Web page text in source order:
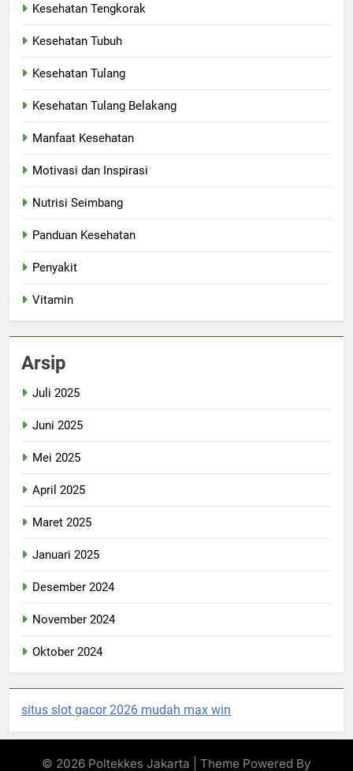
Kesehatan Tengkorak
Kesehatan Tubuh
Kesehatan Tulang
Kesehatan Tulang Belakang
Manfaat Kesehatan
Motivasi dan Inspirasi
Nutrisi Seimbang
Panduan Kesehatan
Penyakit
Vitamin
Arsip
Juli 2025
Juni 2025
Mei 2025
April 2025
Maret 2025
Januari 2025
Desember 2024
November 2024
Oktober 2024
situs slot gacor 2026 mudah max win
© 2026 Poltekkes Jakarta | Theme Powered By